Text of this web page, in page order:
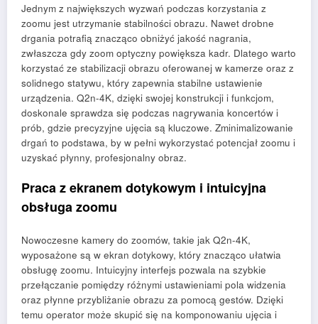
Jednym z największych wyzwań podczas korzystania z
zoomu jest utrzymanie stabilności obrazu. Nawet drobne
drgania potrafią znacząco obniżyć jakość nagrania,
zwłaszcza gdy zoom optyczny powiększa kadr. Dlatego warto
korzystać ze stabilizacji obrazu oferowanej w kamerze oraz z
solidnego statywu, który zapewnia stabilne ustawienie
urządzenia. Q2n-4K, dzięki swojej konstrukcji i funkcjom,
doskonale sprawdza się podczas nagrywania koncertów i
prób, gdzie precyzyjne ujęcia są kluczowe. Zminimalizowanie
drgań to podstawa, by w pełni wykorzystać potencjał zoomu i
uzyskać płynny, profesjonalny obraz.
Praca z ekranem dotykowym i intuicyjna
obsługa zoomu
Nowoczesne kamery do zoomów, takie jak Q2n-4K,
wyposażone są w ekran dotykowy, który znacząco ułatwia
obsługę zoomu. Intuicyjny interfejs pozwala na szybkie
przełączanie pomiędzy różnymi ustawieniami pola widzenia
oraz płynne przybliżanie obrazu za pomocą gestów. Dzięki
temu operator może skupić się na komponowaniu ujęcia i